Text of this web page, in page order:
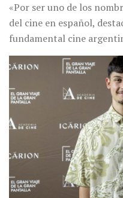
«Por ser uno de los
del cine en español,
fundamental cine